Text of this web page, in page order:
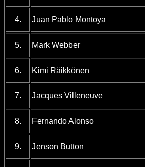
4. Juan Pablo Montoya
5. Mark Webber
6. Kimi Räikkönen
7. Jacques Villeneuve
8. Fernando Alonso
9. Jenson Button